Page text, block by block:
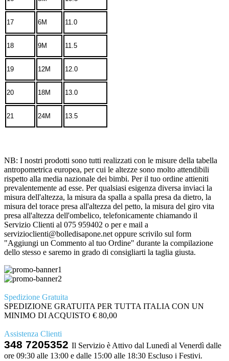
17 6M 11.0
18 9M 11.5
19 12M 12.0
20 18M 13.0
21 24M 13.5
NB: I nostri prodotti sono tutti realizzati con le misure della tabella
antropometrica europea, per cui le altezze sono molto attendibili
rispetto alla media nazionale dei bimbi. Per il tuo ordine attieniti
prevalentemente ad esse. Per qualsiasi esigenza diversa inviaci la
misura dell'altezza, la misura da spalla a spalla presa da dietro, la
misura del torace presa all'altezza del petto, la misura del giro vita
presa all'altezza dell'ombelico, telefonicamente chiamando il
Servizio Clienti al 075 959402 o per e mail a
servizioclienti@bolledisapone.net oppure scrivilo sul form
"Aggiungi un Commento al tuo Ordine" durante la compilazione
dello stesso e saremo in grado di consigliarti la taglia giusta.
Spedizione Gratuita
SPEDIZIONE GRATUITA PER TUTTA ITALIA CON UN
MINIMO DI ACQUISTO € 80,00
Assistenza Clienti
348 7205352 Il Servizio è Attivo dal Lunedì al Venerdì dalle
ore 09:30 alle 13:00 e dalle 15:00 alle 18:30 Escluso i Festivi.